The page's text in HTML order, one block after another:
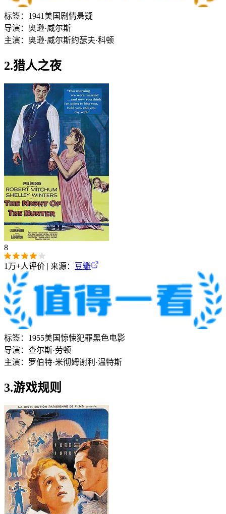
标签： 1941美国 剧情悬疑
导演： 奥逊·威尔斯
主演： 奥逊·威尔斯约瑟夫·科顿
2.猎人之夜
8
1万+人评价 | 来源： 豆瓣
标签： 1955美国惊悚犯罪黑色电影
导演： 查尔斯·劳顿
主演： 罗伯特·米彻姆谢利·温特斯
3.游戏规则